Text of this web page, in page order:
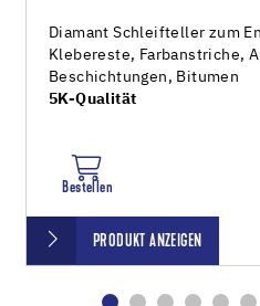
Diamant Schleifteller zum
Klebereste, Farbanstriche,
Beschichtungen, Bitumen
5K-Qualität
Bestellen
PRODUKT ANZEIGEN